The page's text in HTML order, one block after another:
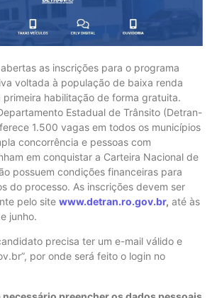
as inscrições para o programa
voltada à população de baixa renda
habilitação de forma gratuita.
Estadual de Trânsito (Detran-
1.500 vagas em todos os municípios
concorrência e pessoas com
em conquistar a Carteira Nacional de
possuem condições financeiras para
do processo. As inscrições devem ser
pelo site www.detran.ro.gov.br, até às
junho.
precisa ter um e-mail válido e
por onde será feito o login no